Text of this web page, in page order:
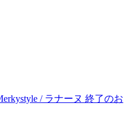
/ ラナーヌ 終了のお